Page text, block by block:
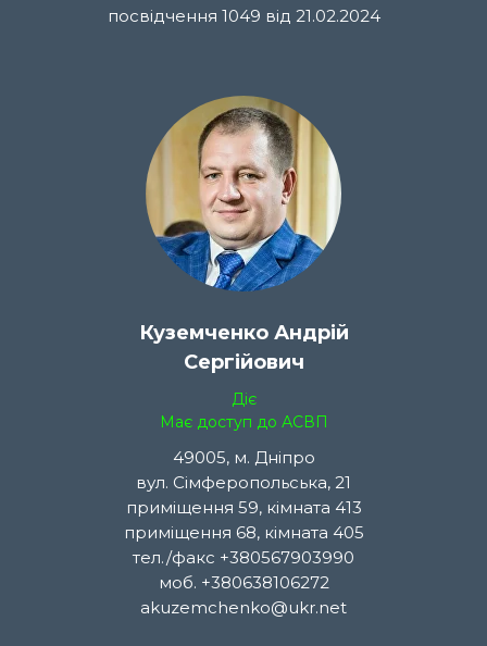
посвідчення 1049 від 21.02.2024
Куземченко Андрій
Сергійович
Діє
Має доступ до АСВП
49005, м. Дніпро
вул. Сімферопольська, 21
приміщення 59, кімната 413
приміщення 68, кімната 405
тел./факс +380567903990
моб. +380638106272
akuzemchenko@ukr.net